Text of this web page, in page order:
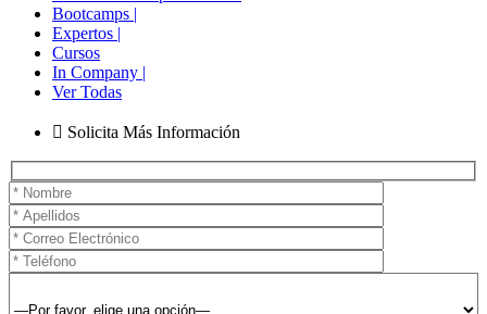
Bootcamps |
Expertos |
Cursos
In Company |
Ver Todas
Solicita Más Información